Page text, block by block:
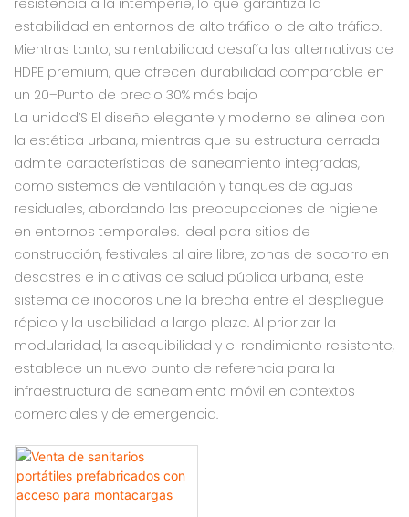
estabilidad en entornos de alto tráfico o de alto tráfico‌.
Mientras tanto, su rentabilidad desafía las alternativas de
HDPE premium, que ofrecen durabilidad comparable en
un 20–Punto de precio 30% más bajo‌
La unidad’S El diseño elegante y moderno se alinea con
la estética urbana, mientras que su estructura cerrada
admite características de saneamiento integradas,
como sistemas de ventilación y tanques de aguas
residuales, abordando las preocupaciones de higiene
en entornos temporales‌. Ideal para sitios de
construcción, festivales al aire libre, zonas de socorro en
desastres e iniciativas de salud pública urbana, este
sistema de inodoros une la brecha entre el despliegue
rápido y la usabilidad a largo plazo‌. Al priorizar la
modularidad, la asequibilidad y el rendimiento resistente,
establece un nuevo punto de referencia para la
infraestructura de saneamiento móvil en contextos
comerciales y de emergencia‌.